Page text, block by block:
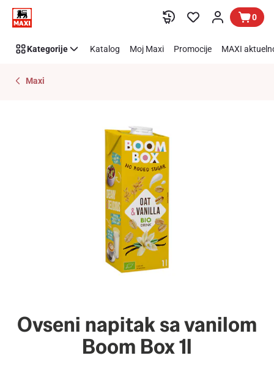
Preskoči link 0
Kategorije Katalog Moj Maxi Promocije MAXI
Maxi
Ovseni napitak sa vanilom
Boom Box 1l